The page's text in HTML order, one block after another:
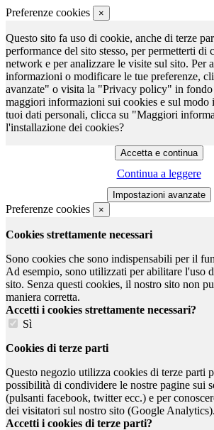
Preferenze cookies ×
Questo sito fa uso di cookie, anche di terze
performance del sito stesso, per permetterti di
network e per analizzare le visite sul sito. Per
informazioni o modificare le tue preferenze,
avanzate" o visita la "Privacy policy" in fondo
maggiori informazioni sui cookies e sul modo
tuoi dati personali, clicca su "Maggiori
l'installazione dei cookies?
Continua a leggere
Preferenze cookies ×
Cookies strettamente necessari
Sono cookies che sono indispensabili per il
Ad esempio, sono utilizzati per abilitare l'uso
sito. Senza questi cookies, il nostro sito non
maniera corretta.
Accetti i cookies strettamente necessari?
Sì
Cookies di terze parti
Questo negozio utilizza cookies di terze parti
possibilità di condividere le nostre pagine sui
(pulsanti facebook, twitter ecc.) e per
dei visitatori sul nostro sito (Google Analytics).
Accetti i cookies di terze parti?